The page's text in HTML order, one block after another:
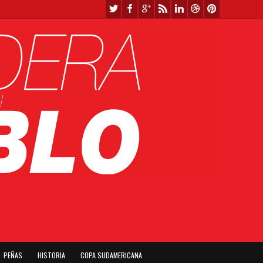
PEÑAS HISTORIA COPA SUDAMERICANA